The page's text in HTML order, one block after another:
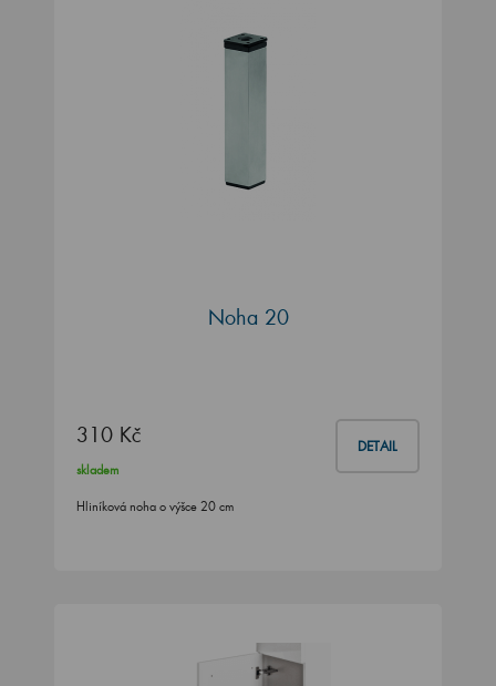
Noha 20
310 Kč DETAIL
skladem
Hliníková noha o výšce 20 cm